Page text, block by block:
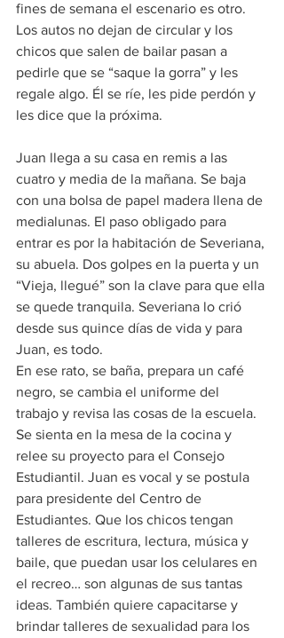
fines de semana el escenario es otro.
Los autos no dejan de circular y los
chicos que salen de bailar pasan a
pedirle que se “saque la gorra” y les
regale algo. Él se ríe, les pide perdón y
les dice que la próxima.
Juan llega a su casa en remis a las
cuatro y media de la mañana. Se baja
con una bolsa de papel madera llena de
medialunas. El paso obligado para
entrar es por la habitación de Severiana,
su abuela. Dos golpes en la puerta y un
“Vieja, llegué” son la clave para que ella
se quede tranquila. Severiana lo crió
desde sus quince días de vida y para
Juan, es todo.
En ese rato, se baña, prepara un café
negro, se cambia el uniforme del
trabajo y revisa las cosas de la escuela.
Se sienta en la mesa de la cocina y
relee su proyecto para el Consejo
Estudiantil. Juan es vocal y se postula
para presidente del Centro de
Estudiantes. Que los chicos tengan
talleres de escritura, lectura, música y
baile, que puedan usar los celulares en
el recreo… son algunas de sus tantas
ideas. También quiere capacitarse y
brindar talleres de sexualidad para los